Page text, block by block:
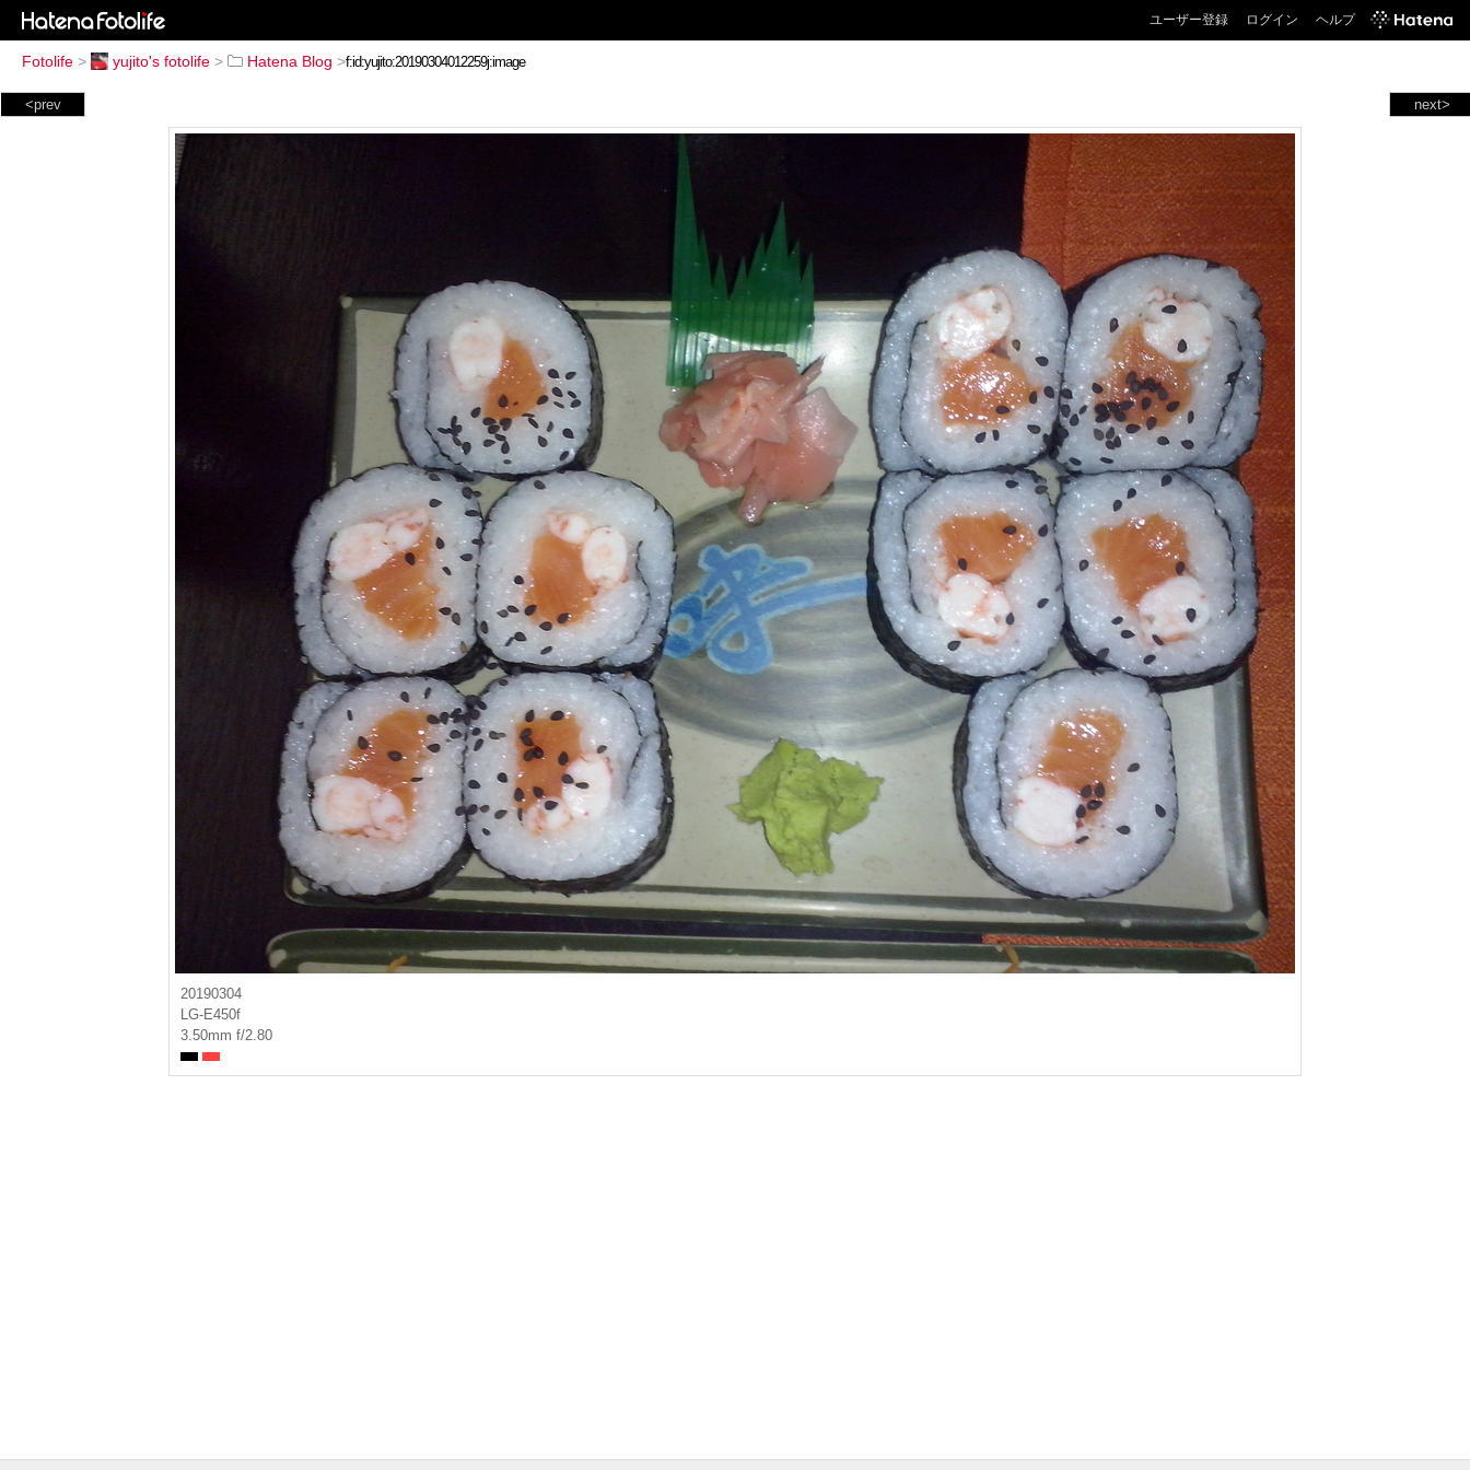
ユーザー登録 ログイン ヘルプ
Fotolife > yujito's fotolife > Hatena Blog >
next>
<prev
20190304
LG-E450f
3.50mm f/2.80